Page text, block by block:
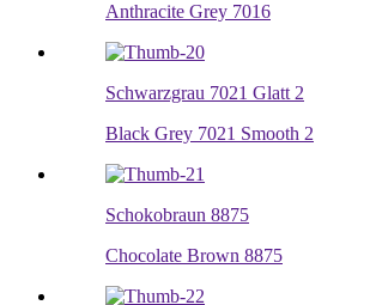
Anthracite Grey 7016
Schwarzgrau 7021 Glatt 2
Black Grey 7021 Smooth 2
Schokobraun 8875
Chocolate Brown 8875